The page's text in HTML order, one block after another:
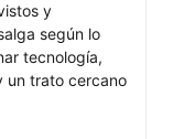
y
según lo
tecnología,
un trato cercano